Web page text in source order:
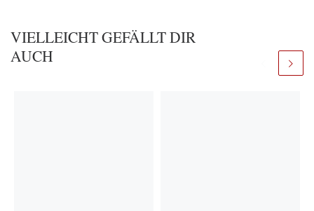
VIELLEICHT GEFÄLLT DIR
AUCH